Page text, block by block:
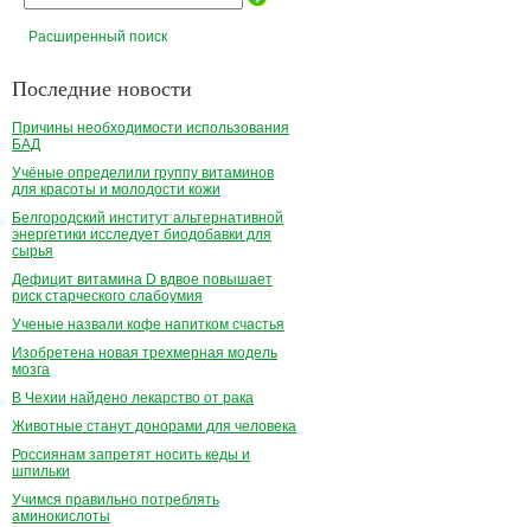
Расширенный поиск
Последние новости
Причины необходимости использования
БАД
Учёные определили группу витаминов
для красоты и молодости кожи
Белгородский институт альтернативной
энергетики исследует биодобавки для
сырья
Дефицит витамина D вдвое повышает
риск старческого слабоумия
Ученые назвали кофе напитком счастья
Изобретена новая трехмерная модель
мозга
В Чехии найдено лекарство от рака
Животные станут донорами для человека
Россиянам запретят носить кеды и
шпильки
Учимся правильно потреблять
аминокислоты